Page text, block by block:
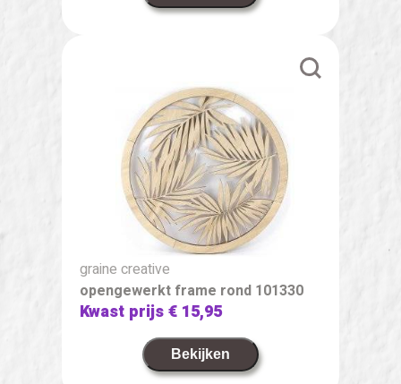
graine creative
opengewerkt frame rond 101330
Kwast prijs€ 15,95
Bekijken